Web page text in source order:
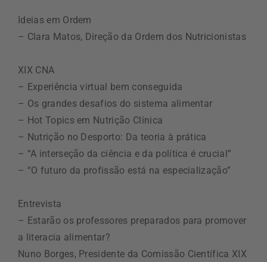
Ideias em Ordem
– Clara Matos, Direção da Ordem dos Nutricionistas
XIX CNA
– Experiência virtual bem conseguida
– Os grandes desafios do sistema alimentar
– Hot Topics em Nutrição Clínica
– Nutrição no Desporto: Da teoria à prática
– “A interseção da ciência e da política é crucial”
– “O futuro da profissão está na especialização”
Entrevista
– Estarão os professores preparados para promover
a literacia alimentar?
Nuno Borges, Presidente da Comissão Científica XIX